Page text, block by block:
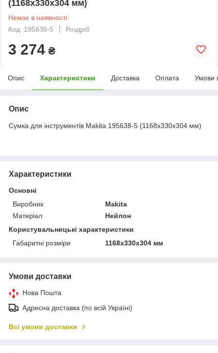
(1168х330х304 мм)
Немає в наявності
Код: 195638-5
Роздріб
3 274 ₴
Опис Характеристики Доставка Оплата Умови
Опис
Сумка для інструментів Makita 195638-5 (1168х330х304 мм)
Характеристики
Основні
Виробник
Makita
Матеріал
Нейлон
Користувальницькі характеристики
Габаритні розміри
1168х330х304 мм
Умови доставки
Нова Пошта
Адресна доставка (по всій Україні)
Всі умови доставки